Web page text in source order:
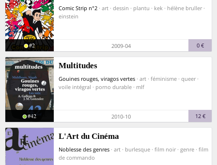
Comic Strip n°2 · art · dessin · plantu · kek · hélène bruller ·
einstein
#2 2009-04 0 €
Multitudes
Gouines rouges, viragos vertes · art · féminisme · queer ·
voile intégral · porno durable · mlf
#42 2010-10 12 €
L'Art du Cinéma
Noblesse des genres · art · burlesque · film noir · genre · film
de commando